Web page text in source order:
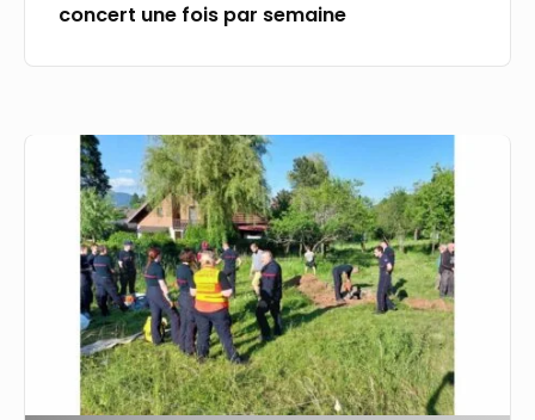
concert une fois par semaine
Essonne
pompiers
sauvent
tombé